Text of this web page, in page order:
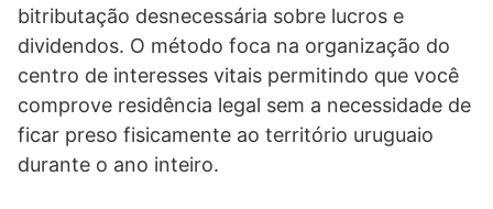
bitributação desnecessária sobre lucros e
dividendos. O método foca na organização do
centro de interesses vitais permitindo que você
comprove residência legal sem a necessidade de
ficar preso fisicamente ao território uruguaio
durante o ano inteiro.